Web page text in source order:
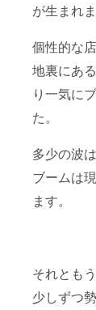
が生まれま
個性的な
地裏にあ
り一気に
た。
多少の波
ブームは
ます。
それとも
少しずつ